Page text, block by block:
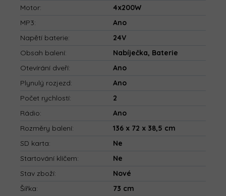
Motor:
4x200W
MP3:
Ano
Napětí baterie:
24V
Obsah balení:
Nabíječka, Baterie
Otevírání dveří:
Ano
Plynulý rozjezd:
Ano
Počet rychlostí:
2
Rádio:
Ano
Rozměry balení:
136 x 72 x 38,5 cm
SD karta:
Ne
Startování klíčem:
Ne
Stav zboží:
Nové
Šířka:
73 cm